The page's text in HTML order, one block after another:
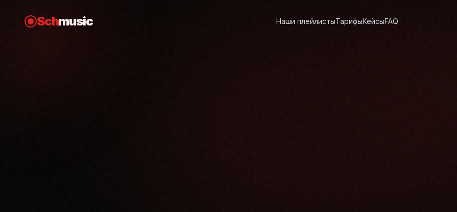
Schmusic Наши плейлистыТарифыКейсыFAQ